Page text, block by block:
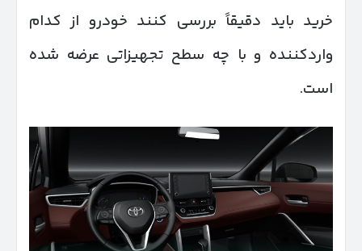
خرید باید دقیقاً بررسی کنند خودرو از کدام
واردکننده و با چه سطح تجهیزاتی عرضه شده
است.